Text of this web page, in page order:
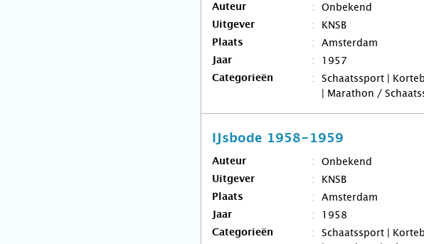
Auteur Onbekend
Uitgever KNSB
Plaats Amsterdam
Jaar 1957
Categorieën
Schaatssport |
| Marathon /
IJsbode 1958-1959
Auteur Onbekend
Uitgever KNSB
Plaats Amsterdam
Jaar 1958
Categorieën
Schaatssport |